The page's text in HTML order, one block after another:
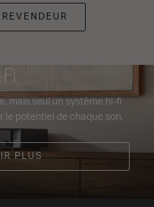
REVENDEUR
mais seul un système hi-fi
le potentiel de chaque son.
PLUS